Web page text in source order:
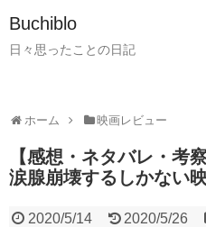
Buchiblo
日々思ったことの日記
ホーム 映画レビュー
【感想・ネタバレ・
涙腺崩壊するしかない
2020/5/14 2020/5/26